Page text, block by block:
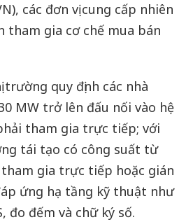
các đơn vị cung cấp nhiên
tham gia cơ chế mua bán
quy định các nhà
MW trở lên đấu nối vào hệ
tham gia trực tiếp; với
tái tạo có công suất từ
gia trực tiếp hoặc gián
ứng hạ tầng kỹ thuật như
đo đếm và chữ ký số.